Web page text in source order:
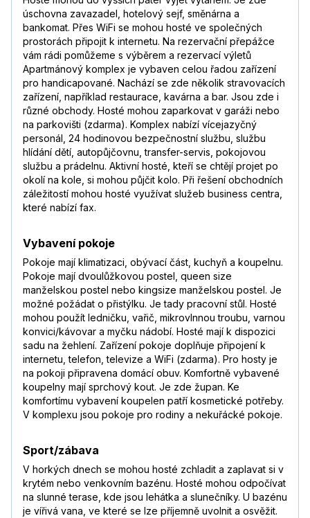
úschovna zavazadel, hotelový sejf, směnárna a
bankomat. Přes WiFi se mohou hosté ve společných
prostorách připojit k internetu. Na rezervační přepážce
vám rádi pomůžeme s výběrem a rezervací výletů
Apartmánový komplex je vybaven celou řadou zařízení
pro handicapované. Nachází se zde několik stravovacích
zařízení, například restaurace, kavárna a bar. Jsou zde i
různé obchody. Hosté mohou zaparkovat v garáži nebo
na parkovišti (zdarma). Komplex nabízí vícejazyčný
personál, 24 hodinovou bezpečnostní službu, službu
hlídání dětí, autopůjčovnu, transfer-servis, pokojovou
službu a prádelnu. Aktivní hosté, kteří se chtějí projet po
okolí na kole, si mohou půjčit kolo. Při řešení obchodních
záležitostí mohou hosté využívat služeb business centra,
které nabízí fax.
Vybavení pokoje
Pokoje mají klimatizaci, obývací část, kuchyň a koupelnu.
Pokoje mají dvoulůžkovou postel, queen size
manželskou postel nebo kingsize manželskou postel. Je
možné požádat o přistýlku. Je tady pracovní stůl. Hosté
mohou použít ledničku, vařič, mikrovlnnou troubu, varnou
konvici/kávovar a myčku nádobí. Hosté mají k dispozici
sadu na žehlení. Zařízení pokoje doplňuje připojení k
internetu, telefon, televize a WiFi (zdarma). Pro hosty je
na pokoji připravena domácí obuv. Komfortně vybavené
koupelny mají sprchový kout. Je zde župan. Ke
komfortímu vybavení koupelen patří kosmetické potřeby.
V komplexu jsou pokoje pro rodiny a nekuřácké pokoje.
Sport/zábava
V horkých dnech se mohou hosté zchladit a zaplavat si v
krytém nebo venkovním bazénu. Hosté mohou odpočívat
na slunné terase, kde jsou lehátka a slunečníky. U bazénu
je vířivá vana, ve které se lze příjemně uvolnit a osvěžit.